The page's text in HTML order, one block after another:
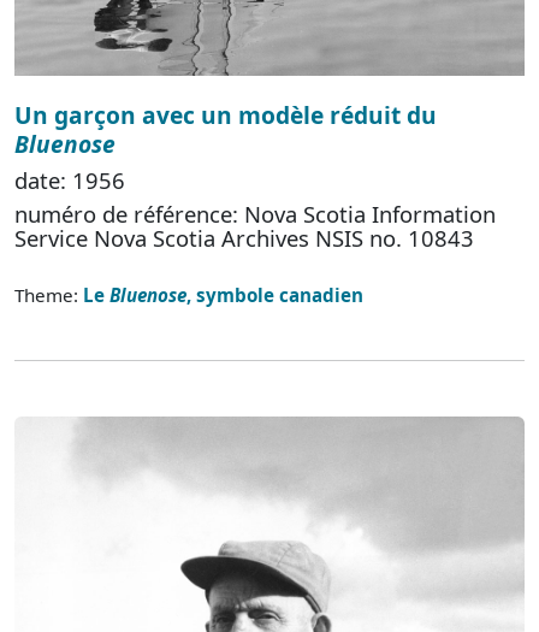
Un garçon avec un modèle réduit du
Bluenose
date: 1956
numéro de référence: Nova Scotia Information
Service Nova Scotia Archives NSIS no. 10843
Theme: Le Bluenose, symbole canadien